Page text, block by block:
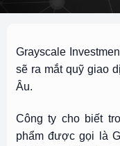
Grayscale
sẽ ra mắt quỹ giao
Âu.
Công ty cho biết
phẩm được gọi là